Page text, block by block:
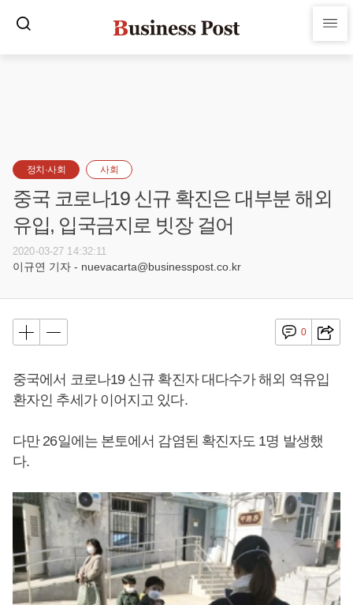
정치·사회 사회
중국 코로나19 신규 확진은 대부분 해외
유입, 입국금지로 빗장 걸어
2020-03-27 14:32:11
이규연 기자 - nuevacarta@businesspost.co.kr
0
중국에서 코로나19 신규 확진자 대다수가 해외 역유입
환자인 추세가 이어지고 있다.
다만 26일에는 본토에서 감염된 확진자도 1명 발생했
다.